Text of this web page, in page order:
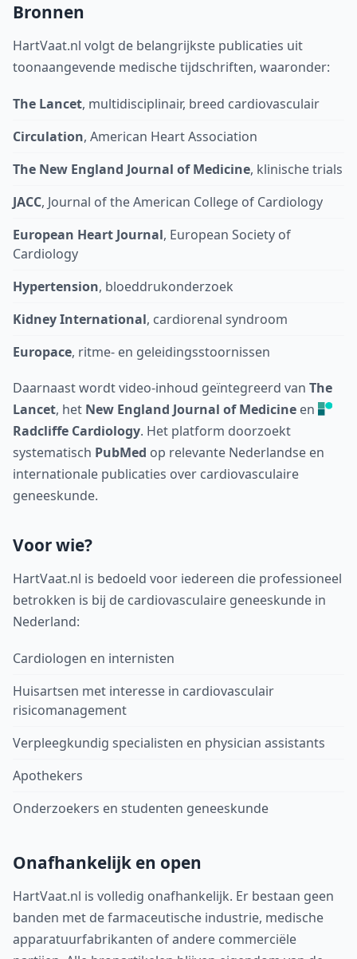
Bronnen
HartVaat.nl volgt de belangrijkste publicaties uit
toonaangevende medische tijdschriften, waaronder:
The Lancet, multidisciplinair, breed cardiovasculair
Circulation, American Heart Association
The New England Journal of Medicine, klinische trials
JACC, Journal of the American College of Cardiology
European Heart Journal, European Society of
Cardiology
Hypertension, bloeddrukonderzoek
Kidney International, cardiorenal syndroom
Europace, ritme- en geleidingsstoornissen
Daarnaast wordt video-inhoud geïntegreerd van The
Lancet, het New England Journal of Medicine en
Radcliffe Cardiology. Het platform doorzoekt
systematisch PubMed op relevante Nederlandse en
internationale publicaties over cardiovasculaire
geneeskunde.
Voor wie?
HartVaat.nl is bedoeld voor iedereen die professioneel
betrokken is bij de cardiovasculaire geneeskunde in
Nederland:
Cardiologen en internisten
Huisartsen met interesse in cardiovasculair
risicomanagement
Verpleegkundig specialisten en physician assistants
Apothekers
Onderzoekers en studenten geneeskunde
Onafhankelijk en open
HartVaat.nl is volledig onafhankelijk. Er bestaan geen
banden met de farmaceutische industrie, medische
apparatuurfabrikanten of andere commerciële